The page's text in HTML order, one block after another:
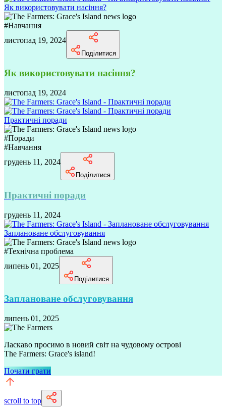
Як використовувати насіння?
#Навчання
листопад 19, 2024
Поділитися
Як використовувати насіння?
листопад 19, 2024
Практичні поради
#Поради
#Навчання
грудень 11, 2024
Поділитися
Практичні поради
грудень 11, 2024
Заплановане обслуговування
#Технічна проблема
липень 01, 2025
Поділитися
Заплановане обслуговування
липень 01, 2025
Ласкаво просимо в новий світ на чудовому острові
The Farmers: Grace's island!
Почати грати
scroll to top